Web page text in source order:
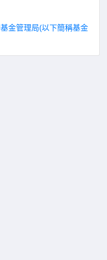
金管理局(以下簡稱基金